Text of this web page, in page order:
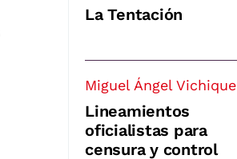
La Tentación
Miguel Ángel Vichique
Lineamientos
oficialistas para
censura y control